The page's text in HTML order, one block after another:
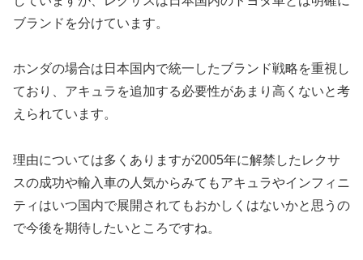
ブランドを分けています。
ホンダの場合は日本国内で統一したブランド戦略を重視し
ており、アキュラを追加する必要性があまり高くないと考
えられています。
理由については多くありますが2005年に解禁したレクサ
スの成功や輸入車の人気からみてもアキュラやインフィニ
ティはいつ国内で展開されてもおかしくはないかと思うの
で今後を期待したいところですね。